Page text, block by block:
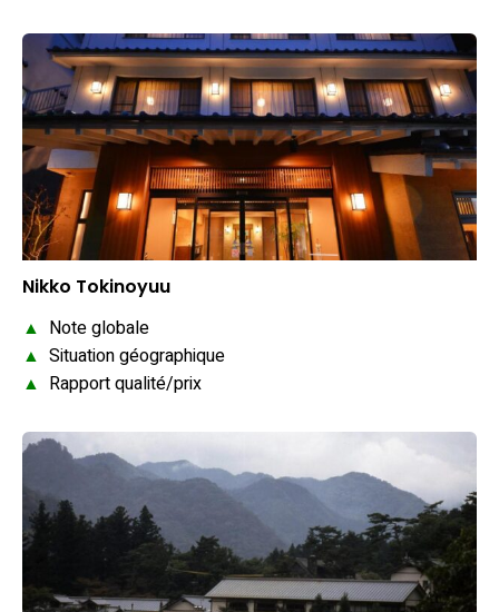
Nikko Tokinoyuu
▲ Note globale
▲ Situation géographique
▲ Rapport qualité/prix